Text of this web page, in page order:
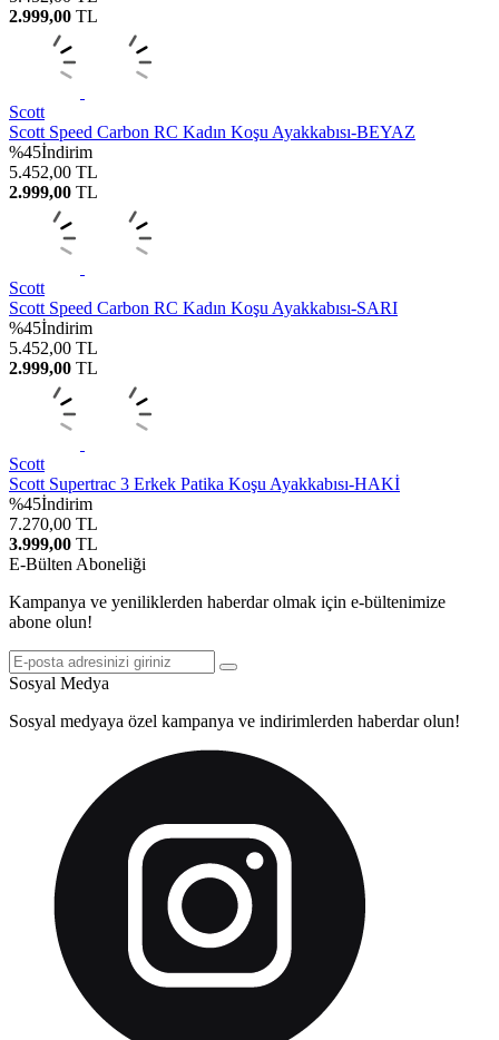
2.999,00 TL
Scott
Scott Speed Carbon RC Kadın Koşu Ayakkabısı-BEYAZ
%45İndirim
5.452,00 TL
2.999,00 TL
Scott
Scott Speed Carbon RC Kadın Koşu Ayakkabısı-SARI
%45İndirim
5.452,00 TL
2.999,00 TL
Scott
Scott Supertrac 3 Erkek Patika Koşu Ayakkabısı-HAKİ
%45İndirim
7.270,00 TL
3.999,00 TL
E-Bülten Aboneliği
Kampanya ve yeniliklerden haberdar olmak için e-bültenimize
abone olun!
Sosyal Medya
Sosyal medyaya özel kampanya ve indirimlerden haberdar olun!